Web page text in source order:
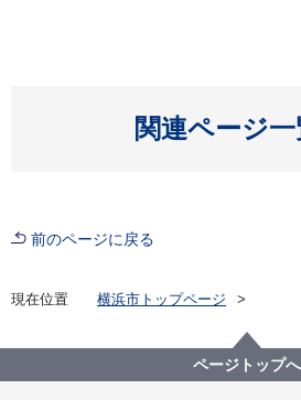
関連ページ一
開く
前のページに戻る
現在位置
横浜市トップページ
交通局
自動車本部営業課
市営バスで、複数の人数分を
ページトップへ